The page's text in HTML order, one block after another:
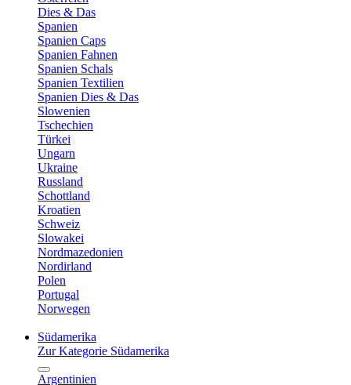
Dies & Das
Spanien
Spanien Caps
Spanien Fahnen
Spanien Schals
Spanien Textilien
Spanien Dies & Das
Slowenien
Tschechien
Türkei
Ungarn
Ukraine
Russland
Schottland
Kroatien
Schweiz
Slowakei
Nordmazedonien
Nordirland
Polen
Portugal
Norwegen
Südamerika
Zur Kategorie Südamerika
Argentinien